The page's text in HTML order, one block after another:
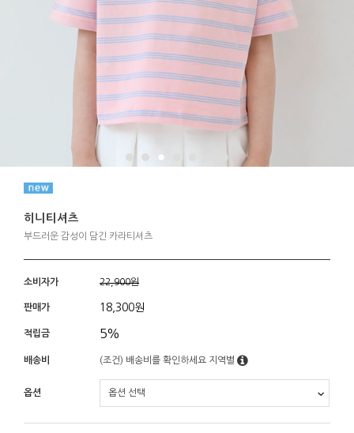
히니티셔츠
부드러운 감성이 담긴 카라티셔츠
소비자가 22,900원
판매가 18,300원
적립금 5%
배송비 (조건) 배송비를 확인하세요 지역별
옵션